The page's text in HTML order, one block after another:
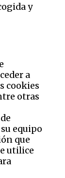
y
a
cookies
otras
equipo
que
utilice